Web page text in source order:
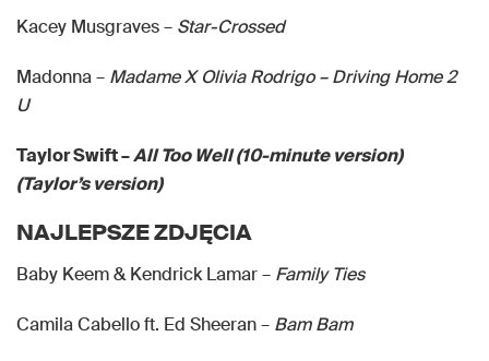
Kacey Musgraves – Star-Crossed
Madonna – Madame X Olivia Rodrigo – Driving Home 2
U
Taylor Swift –All Too Well (10-minute version)
(Taylor’s version)
NAJLEPSZE ZDJĘCIA
Baby Keem & Kendrick Lamar – Family Ties
Camila Cabello ft. Ed Sheeran – Bam Bam